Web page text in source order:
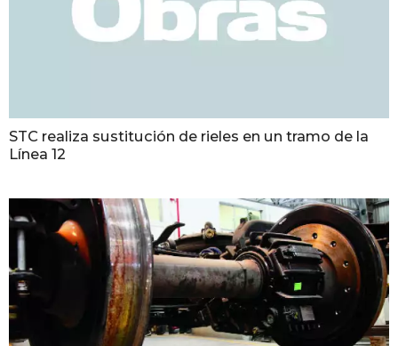
STC realiza sustitución de rieles en un tramo de la
Línea 12